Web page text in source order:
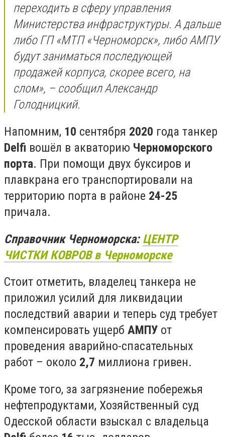
переходить в сферу управления
Министерства инфраструктуры. А дальше
либо ГП «МТП «Черноморск», либо АМПУ
будут заниматься последующей
продажей корпуса, скорее всего, на
слом», – сообщил Александр
Голодницкий.
Напомним, 10 сентября 2020 года танкер
Delfi вошёл в акваторию Черноморского
порта. При помощи двух буксиров и
плавкрана его транспортировали на
территорию порта в районе 24-25
причала.
Справочник Черноморска:ЦЕНТР
ЧИСТКИ КОВРОВ в Черноморске
Стоит отметить, владелец танкера не
приложил усилий для ликвидации
последствий аварии и теперь суд требует
компенсировать ущерб АМПУ от
проведения аварийно-спасательных
работ – около 2,7 миллиона гривен.
Кроме того, за загрязнение побережья
нефтепродуктами, Хозяйственный суд
Одесской области взыскал с владельца